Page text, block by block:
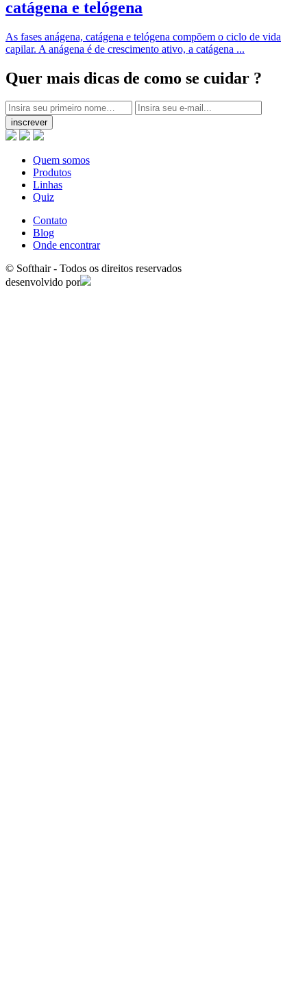
catágena e telógena
As fases anágena, catágena e telógena compõem o ciclo de vida
capilar. A anágena é de crescimento ativo, a catágena ...
Quer mais dicas de como se cuidar ?
inscrever
Quem somos
Produtos
Linhas
Quiz
Contato
Blog
Onde encontrar
© Softhair - Todos os direitos reservados
desenvolvido por